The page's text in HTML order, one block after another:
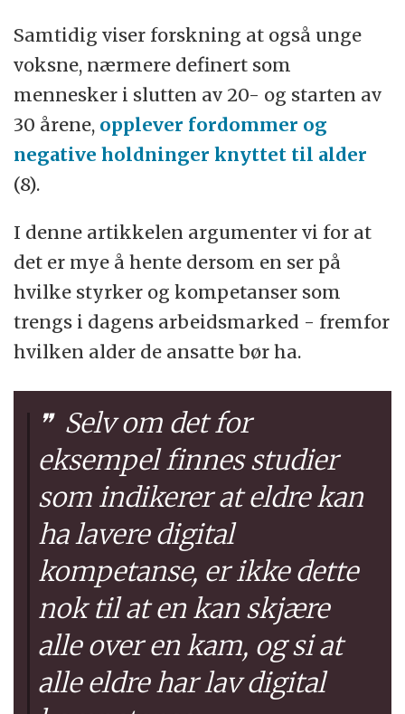
Samtidig viser forskning at også unge
voksne, nærmere definert som
mennesker i slutten av 20- og starten av
30 årene, opplever fordommer og
negative holdninger knyttet til alder
(8).
I denne artikkelen argumenter vi for at
det er mye å hente dersom en ser på
hvilke styrker og kompetanser som
trengs i dagens arbeidsmarked - fremfor
hvilken alder de ansatte bør ha.
Selv om det for
eksempel finnes studier
som indikerer at eldre kan
ha lavere digital
kompetanse, er ikke dette
nok til at en kan skjære
alle over en kam, og si at
alle eldre har lav digital